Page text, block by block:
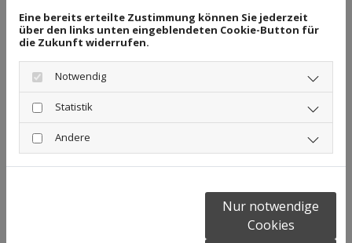
abgesagt werden.
Wir akzeptieren keine Absage per E-Mail !!
Nicht rechtzeitig abgesagte Termine werden
in Rechnung gestellt.
PRAXIS HANNOVER DAVENSTEDT
Eine bereits erteilte Zustimmung können Sie jederzeit
über den links unten eingeblendeten Cookie-Button für
die Zukunft widerrufen.
Notwendig
Statistik
Andere
Nur notwendige
Cookies